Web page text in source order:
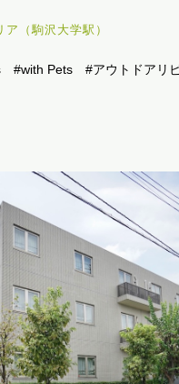
ア（駒沢大学駅）
#with Pets #アウトドアリ